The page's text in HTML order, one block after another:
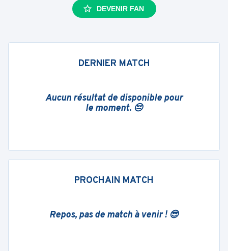
DEVENIR FAN
DERNIER MATCH
Aucun résultat de disponible pour
le moment. 😔
PROCHAIN MATCH
Repos, pas de match à venir ! 😎